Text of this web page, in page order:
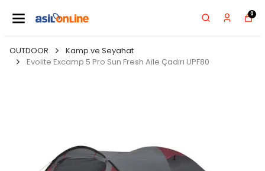
0
OUTDOOR
Kamp ve Seyahat
Evolite Excamp 5 Pro Sun Fresh Aile Çadırı UPF80